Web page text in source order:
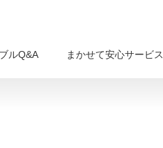
ルQ&A まかせて安心サービス